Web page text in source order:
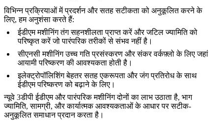
विभिन्न प्रक्रियाओं में प्रदर्शन और सतह सटीकता को अनुकूलित करने के
लिए, हम अनुशंसा करते हैं:
ईडीएम मशीनिंगतंग सहनशीलता प्राप्त करें और जटिल ज्यामिति को
परिष्कृत करें जो पारंपरिक तरीकों से संभव नहीं है।
सीएनसी मशीनिंगउच्च गति प्रसंस्करण और संकर वर्कफ़्लो के लिए जहां
आयामी परिष्करण की आवश्यकता होती है।
इलेक्ट्रोपॉलिशिंगबेहतर सतह एकरूपता और जंग प्रतिरोध के साथ
ईडीएम परिष्करण को बढ़ाने के लिए।
न्यूवे 3डीपी ईडीएम और पारंपरिक मशीनिंग दोनों का लाभ उठाता है, भाग
ज्यामिति, सामग्री, और कार्यात्मक आवश्यकताओं के आधार पर सटीक-
अनुकूलित समाधान प्रदान करता है।